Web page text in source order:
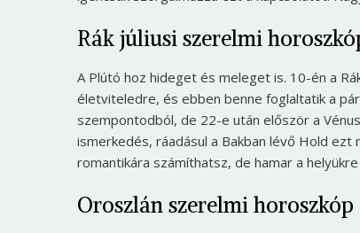
Rák júliusi szerelmi
A Plútó hoz hideget és meleget is. 10-én a
életviteledre, és ebben benne foglaltatik a
szempontodból, de 22-e után először a
ismerkedés, ráadásul a Bakban lévő Hold
romantikára számíthatsz, de hamar a
Oroszlán szerelmi horoszkóp